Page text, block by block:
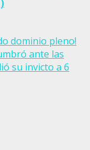
dominio pleno!
ante las
su invicto a 6